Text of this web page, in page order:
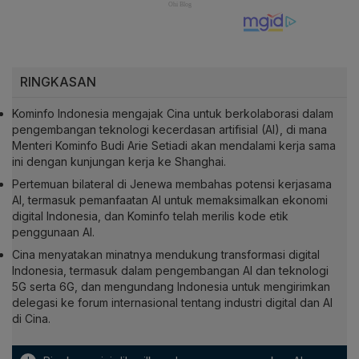
RINGKASAN
Kominfo Indonesia mengajak Cina untuk berkolaborasi dalam
pengembangan teknologi kecerdasan artifisial (AI), di mana
Menteri Kominfo Budi Arie Setiadi akan mendalami kerja sama
ini dengan kunjungan kerja ke Shanghai.
Pertemuan bilateral di Jenewa membahas potensi kerjasama
AI, termasuk pemanfaatan AI untuk memaksimalkan ekonomi
digital Indonesia, dan Kominfo telah merilis kode etik
penggunaan AI.
Cina menyatakan minatnya mendukung transformasi digital
Indonesia, termasuk dalam pengembangan AI dan teknologi
5G serta 6G, dan mengundang Indonesia untuk mengirimkan
delegasi ke forum internasional tentang industri digital dan AI
di Cina.